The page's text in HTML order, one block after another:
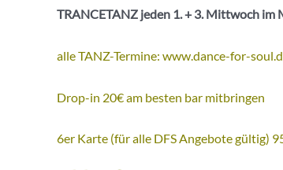
TRANCETANZ jeden 1. + 3. Mittwoch im
alle TANZ-Termine: www.dance-for-
Drop-in 20€ am besten bar mitbringen
6er Karte (für alle DFS Angebote gültig)